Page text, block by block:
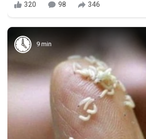
320 98 346
9 min